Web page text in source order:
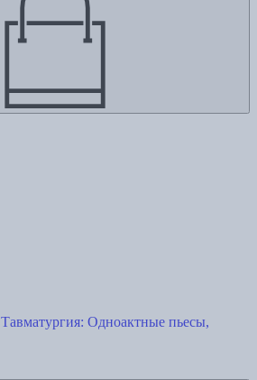
Тавматургия: Одноактные пьесы,